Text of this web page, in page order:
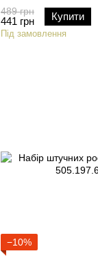
489 грн
441 грн Купити
Під замовлення
−10%